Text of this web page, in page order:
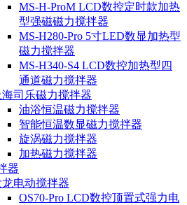
MS-H-ProM LCD数控定时款加热
型强磁磁力搅拌器
MS-H280-Pro 5寸LED数显加热型
磁力搅拌器
MS-H340-S4 LCD数控加热型四
通道磁力搅拌器
海司乐磁力搅拌器
油浴恒温磁力搅拌器
智能恒温数显磁力搅拌器
旋涡磁力搅拌器
加热磁力搅拌器
器
龙电动搅拌器
OS70-Pro LCD数控顶置式强力电